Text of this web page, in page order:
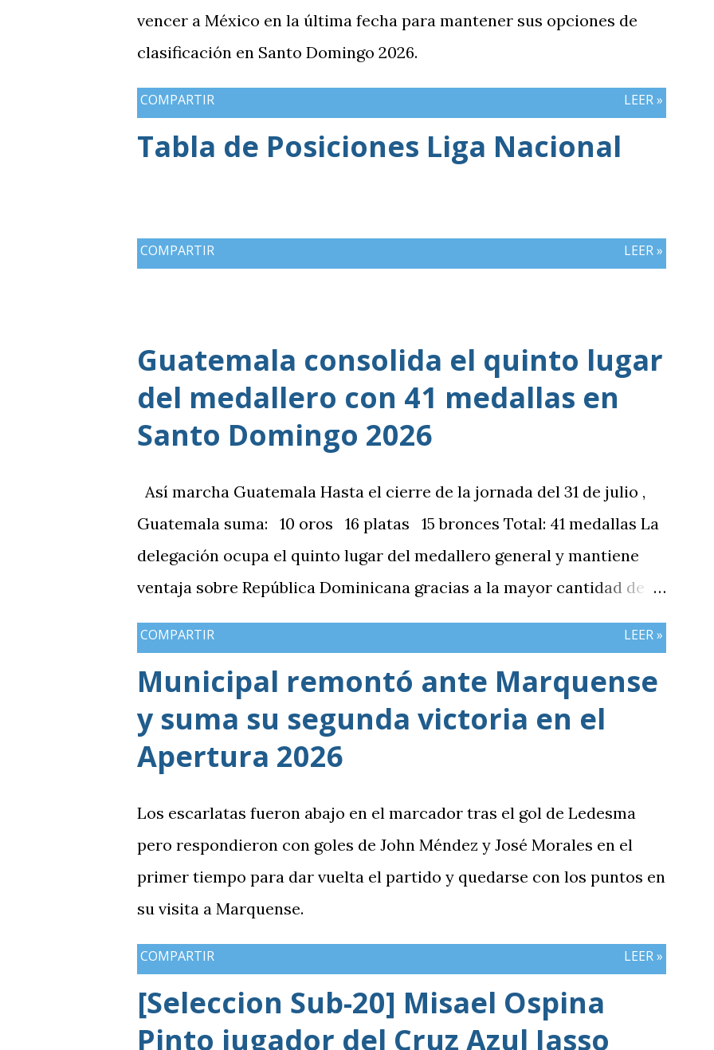
obligó a la Bicolor a llegar a la última jornada pendiente de otros
resultados, particularmente del de Honduras vs. Panamá.
vencer a México en la última fecha para mantener sus opciones de
clasificación en Santo Domingo 2026.
COMPARTIR LEER »
Tabla de Posiciones Liga Nacional
COMPARTIR LEER »
Guatemala consolida el quinto lugar
del medallero con 41 medallas en
Santo Domingo 2026
Así marcha Guatemala Hasta el cierre de la jornada del 31 de julio ,
Guatemala suma: 10 oros 16 platas 15 bronces Total: 41 medallas La
delegación ocupa el quinto lugar del medallero general y mantiene
ventaja sobre República Dominicana gracias a la mayor cantidad de
medallas de plata, aunque ambos países registran el mismo número
de oros (10).
COMPARTIR LEER »
Municipal remontó ante Marquense
y suma su segunda victoria en el
Apertura 2026
Los escarlatas fueron abajo en el marcador tras el gol de Ledesma
pero respondieron con goles de John Méndez y José Morales en el
primer tiempo para dar vuelta el partido y quedarse con los puntos en
su visita a Marquense.
COMPARTIR LEER »
[Seleccion Sub-20] Misael Ospina
Pinto jugador del Cruz Azul Jasso